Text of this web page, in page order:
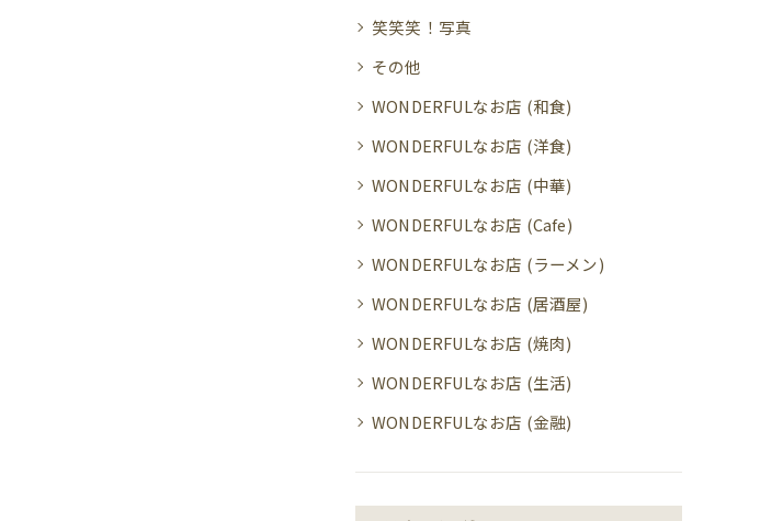
笑笑笑！写真
その他
WONDERFULなお店 (和食)
WONDERFULなお店 (洋食)
WONDERFULなお店 (中華)
WONDERFULなお店 (Cafe)
WONDERFULなお店 (ラーメン)
WONDERFULなお店 (居酒屋)
WONDERFULなお店 (焼肉)
WONDERFULなお店 (生活)
WONDERFULなお店 (金融)